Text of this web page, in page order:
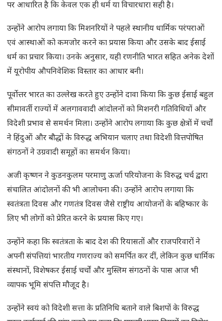
पर आधारित है कि केवल एक ही धर्म या विचारधारा सही है।
उन्होंने आरोप लगाया कि मिशनरियों ने पहले स्थानीय धार्मिक परंपराओं
एवं आस्थाओं को कमजोर करने का प्रयास किया और उसके बाद ईसाई
धर्म का प्रचार किया। उनके अनुसार, यही रणनीति भारत सहित अनेक देशों
में यूरोपीय औपनिवेशिक विस्तार का आधार बनी।
पूर्वोत्तर भारत का उल्लेख करते हुए उन्होंने दावा किया कि कुछ ईसाई बहुल
सीमावर्ती राज्यों में अलगाववादी आंदोलनों को मिशनरी गतिविधियों और
विदेशी प्रभाव से समर्थन मिला। उन्होंने आरोप लगाया कि कुछ क्षेत्रों में चर्चों
ने हिंदुओं और बौद्धों के विरुद्ध अभियान चलाए तथा विदेशी वित्तपोषित
संगठनों ने उग्रवादी समूहों का समर्थन किया।
अजी कृष्णन ने कुडनकुलम परमाणु ऊर्जा परियोजना के विरुद्ध चर्च द्वारा
संचालित आंदोलनों की भी आलोचना की। उन्होंने आरोप लगाया कि
स्वतंत्रता दिवस और गणतंत्र दिवस जैसे राष्ट्रीय आयोजनों के बहिष्कार के
लिए भी लोगों को प्रेरित करने के प्रयास किए गए।
उन्होंने कहा कि स्वतंत्रता के बाद देश की रियासतों और राजपरिवारों ने
अपनी संपत्तियां भारतीय गणराज्य को समर्पित कर दीं, लेकिन कुछ धार्मिक
संस्थानों, विशेषकर ईसाई चर्चों और मुस्लिम संगठनों के पास आज भी
व्यापक भूमि संपत्ति मौजूद है।
उन्होंने स्वयं को विदेशी सत्ता के प्रतिनिधि बताने वाले बिशपों के विरुद्ध